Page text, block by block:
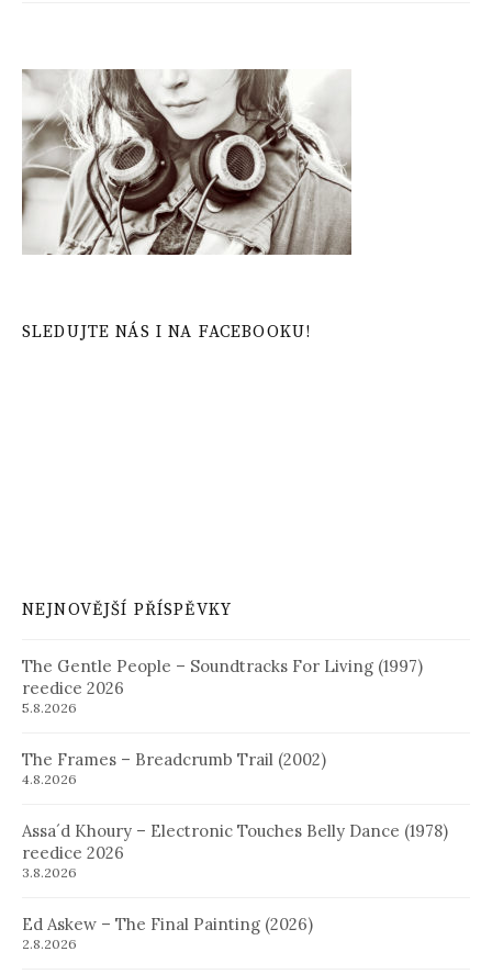
SLEDUJTE NÁS I NA FACEBOOKU!
NEJNOVĚJŠÍ PŘÍSPĚVKY
The Gentle People – Soundtracks For Living (1997)
reedice 2026
5.8.2026
The Frames – Breadcrumb Trail (2002)
4.8.2026
Assa´d Khoury – Electronic Touches Belly Dance (1978)
reedice 2026
3.8.2026
Ed Askew – The Final Painting (2026)
2.8.2026